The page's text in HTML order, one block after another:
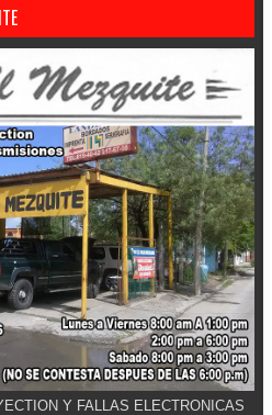
Y FALLAS ELECTRONICAS